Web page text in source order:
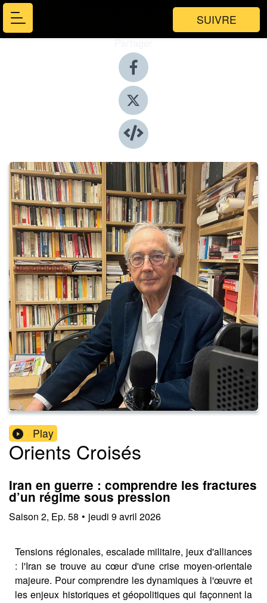
SUIVRE
Partager
Play
Orients Croisés
Iran en guerre : comprendre les fractures
d’un régime sous pression
Saison 2, Ep. 58 • jeudi 9 avril 2026
Tensions régionales, escalade militaire, jeux d'alliances
: l'Iran se trouve au cœur d'une crise moyen-orientale
majeure. Pour comprendre les dynamiques à l'œuvre et
les enjeux historiques et géopolitiques qui façonnent la